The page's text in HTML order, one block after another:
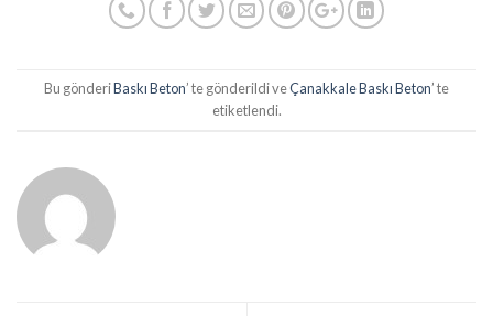
Bu gönderiBaskı Beton’ te gönderildi veÇanakkale Baskı Beton’ te
etiketlendi.